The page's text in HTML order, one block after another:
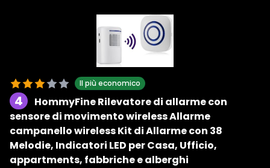
Il più economico
4
HommyFine Rilevatore di allarme con
sensore di movimento wireless Allarme
campanello wireless Kit di Allarme con 38
Melodie, Indicatori LED per Casa, Ufficio,
appartments, fabbriche e alberghi